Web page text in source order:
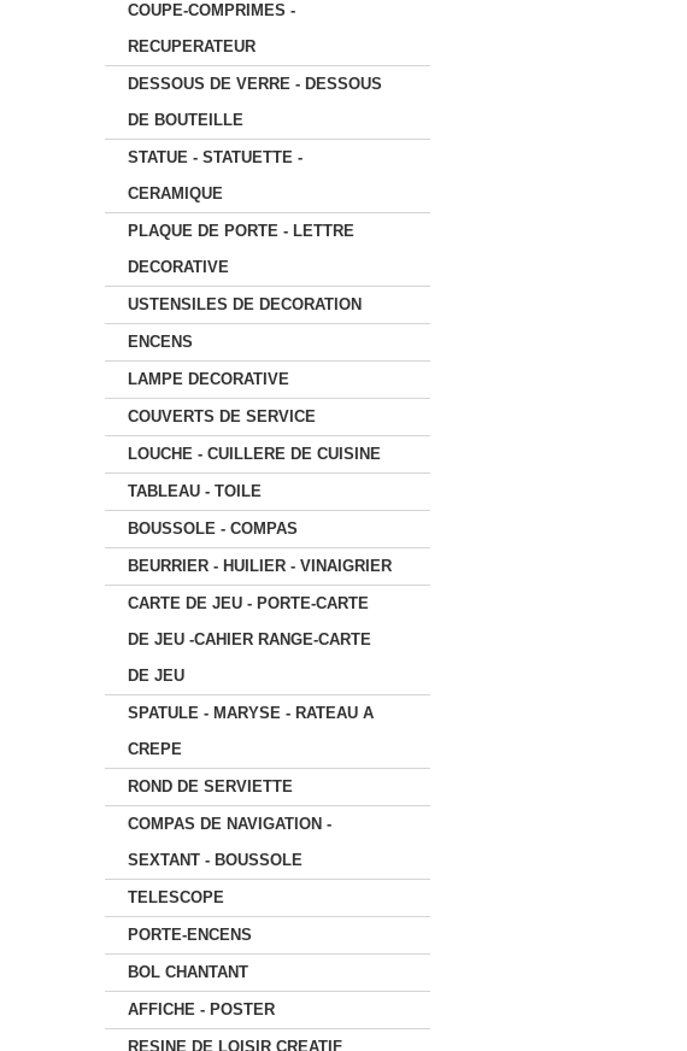
COUPE-COMPRIMES -
RECUPERATEUR
DESSOUS DE VERRE - DESSOUS
DE BOUTEILLE
STATUE - STATUETTE -
CERAMIQUE
PLAQUE DE PORTE - LETTRE
DECORATIVE
USTENSILES DE DECORATION
ENCENS
LAMPE DECORATIVE
COUVERTS DE SERVICE
LOUCHE - CUILLERE DE CUISINE
TABLEAU - TOILE
BOUSSOLE - COMPAS
BEURRIER - HUILIER - VINAIGRIER
CARTE DE JEU - PORTE-CARTE
DE JEU -CAHIER RANGE-CARTE
DE JEU
SPATULE - MARYSE - RATEAU A
CREPE
ROND DE SERVIETTE
COMPAS DE NAVIGATION -
SEXTANT - BOUSSOLE
TELESCOPE
PORTE-ENCENS
BOL CHANTANT
AFFICHE - POSTER
RESINE DE LOISIR CREATIF